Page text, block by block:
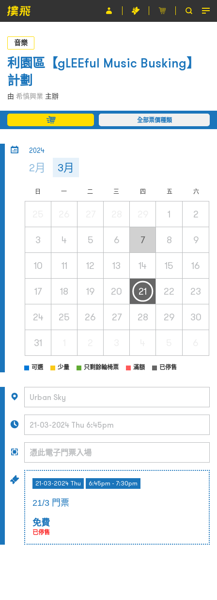
節目
主辦單位
關於撲飛
條款及細則
EN
音樂
利園區【gLEEful Music Busking】
計劃
由 希慎興業 主辦
全部票價種類
2024
2月 3月
日 一 二 三 四 五 六
1 2
3 4 5 6 7 8 9
10 11 12 13 14 15 16
17 18 19 20 21 22 23
24 25 26 27 28 29 30
31
可選 少量 只剩餘輪椅票 滿額 已停售
21-03-2024 Thu 6:45pm - 7:30pm
21/3 門票
免費
已停售